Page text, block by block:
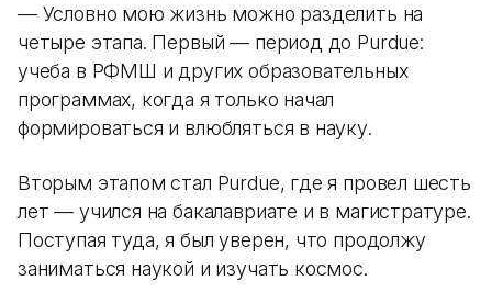
— Условно мою жизнь можно разделить на
четыре этапа. Первый — период до Purdue:
учеба в РФМШ и других образовательных
программах, когда я только начал
формироваться и влюбляться в науку.
Вторым этапом стал Purdue, где я провел шесть
лет — учился на бакалавриате и в магистратуре.
Поступая туда, я был уверен, что продолжу
заниматься наукой и изучать космос.